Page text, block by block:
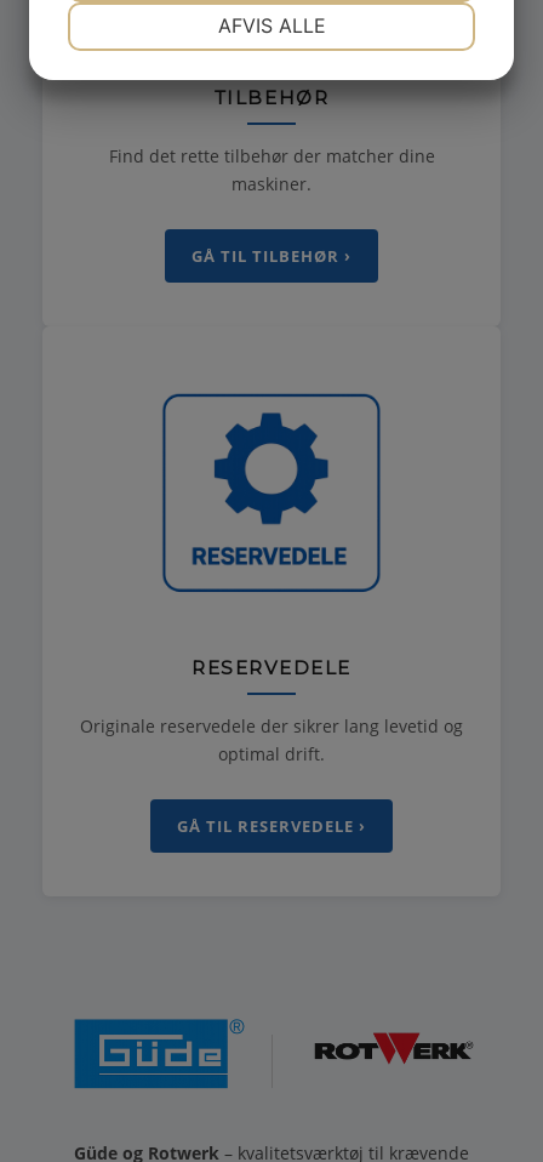
TILBEHØR
Find det rette tilbehør der matcher dine
maskiner.
GÅ TIL TILBEHØR ›
RESERVEDELE
Originale reservedele der sikrer lang levetid og
optimal drift.
GÅ TIL RESERVEDELE ›
Güde og Rotwerk – kvalitetsværktøj til krævende
NØDVENDIGE PRÆFERENCER
MARKETING
AFVIS ALLE